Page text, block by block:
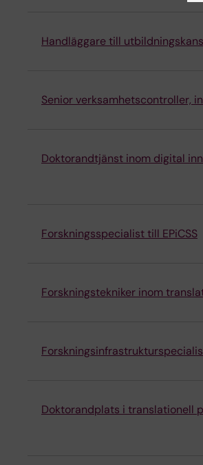
Handläggare till
Senior verksamhetscontroller,
Doktorandtjänst inom digital
Forskningsspecialist till EPiCSS
Forskningstekniker inom
Doktorandplats i translationell